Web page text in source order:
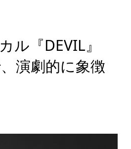
『DEVIL』
演劇的に象徴